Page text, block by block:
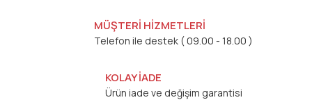
MÜŞTERİ HİZMETLERİ
Telefon ile destek ( 09.00 - 18.00 )
KOLAY İADE
Ürün iade ve değişim garantisi